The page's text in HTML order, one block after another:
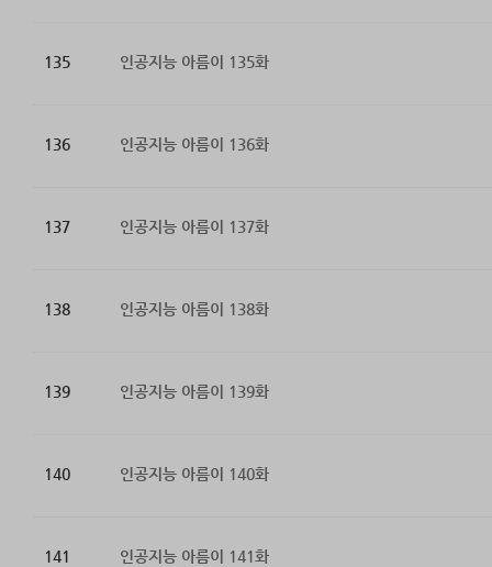
135 인공지능 아름이 135화
136 인공지능 아름이 136화
137 인공지능 아름이 137화
138 인공지능 아름이 138화
139 인공지능 아름이 139화
140 인공지능 아름이 140화
141 인공지능 아름이 141화